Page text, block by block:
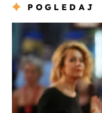
POGLEDAJ